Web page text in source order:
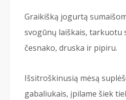
Graikišką jogurtą
svogūnų laiškais, tarkuotu
česnako, druska ir pipiru.
Išsitroškinusią mėsą
gabaliukais, įpilame šiek